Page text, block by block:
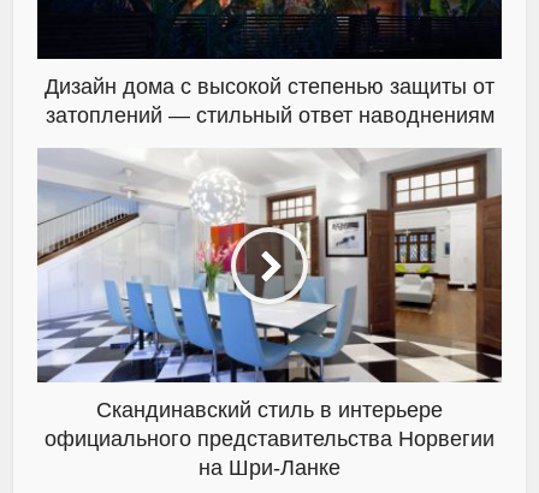
Дизайн дома с высокой степенью защиты от
затоплений — стильный ответ наводнениям
Скандинавский стиль в интерьере
официального представительства Норвегии
на Шри-Ланке